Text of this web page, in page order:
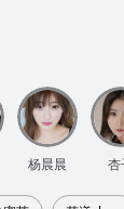
杨晨晨 杏